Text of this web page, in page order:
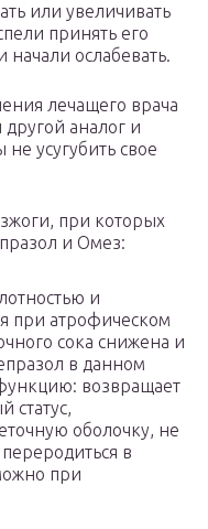
или увеличивать
принять его
ослабевать.
лечащего врача
аналог и
усугубить свое
при которых
и Омез:
и
при атрофическом
сока снижена и
в данном
возвращает
статус,
оболочку, не
в
при